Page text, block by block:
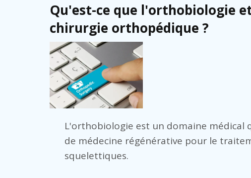
Qu'est-ce que l'orthobiologie
chirurgie orthopédique ?
L'orthobiologie est un domaine médical
de médecine régénérative pour le
squelettiques.